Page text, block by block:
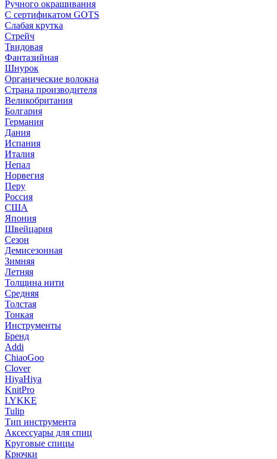
Ручного окрашивания
С сертификатом GOTS
Слабая крутка
Стрейч
Твидовая
Фантазийная
Шнурок
Органические волокна
Страна производителя
Великобритания
Болгария
Германия
Дания
Испания
Италия
Непал
Норвегия
Перу
Россия
США
Япония
Швейцария
Сезон
Демисезонная
Зимняя
Летняя
Толщина нити
Средняя
Толстая
Тонкая
Инструменты
Бренд
Addi
ChiaoGoo
Clover
HiyaHiya
KnitPro
LYKKE
Tulip
Тип инструмента
Аксессуары для спиц
Круговые спицы
Крючки